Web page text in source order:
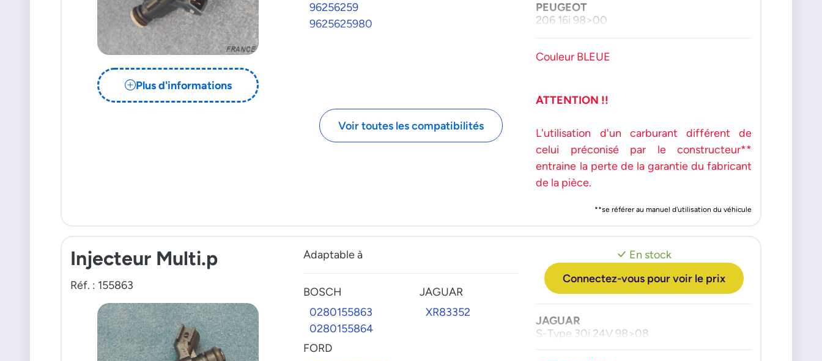
Plus d'informations
96256259
9625625980
Voir toutes les compatibilités
PEUGEOT
206 16i 98>00
Couleur BLEUE
ATTENTION !!
L'utilisation d'un carburant différent de
celui préconisé par le constructeur**
entraine la perte de la garantie du fabricant
de la pièce.
**se référer au manuel d'utilisation du véhicule
Injecteur Multi.p
Réf. : 155863
Adaptable à
BOSCH
0280155863
0280155864
FORD
JAGUAR
XR83352
En stock
Connectez-vous pour voir le prix
JAGUAR
S-Type 30i 24V 98>08